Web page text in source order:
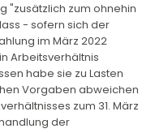
"zusätzlich zum ohnehin
- sofern sich der
im März 2022
Arbeitsverhältnis
habe sie zu Lasten
Vorgaben abweichen
zum 31. März
der